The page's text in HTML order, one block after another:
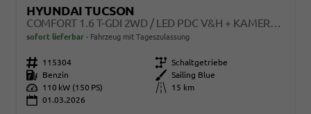
HYUNDAI TUCSON
COMFORT 1.6 T-GDI 2WD / LED PDC V&H + KAMERA SITZ LENKRADHEIZUNG ALU 18"
sofort lieferbar Fahrzeug mit Tageszulassung
Fahrzeugnr. 115304 Getriebe Schaltgetriebe
Kraftstoff
Benzin Außenfarbe
Sailing Blue
Leistung
110 kW (150 PS) Kilometerstand
15 km
01.03.2026